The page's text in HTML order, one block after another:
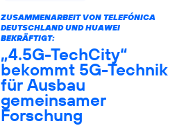
ZUSAMMENARBEIT VON TELEFÓNICA
DEUTSCHLAND UND HUAWEI
BEKRÄFTIGT:
„4.5G-TechCity“
bekommt 5G-Technik
für Ausbau
gemeinsamer
Forschung